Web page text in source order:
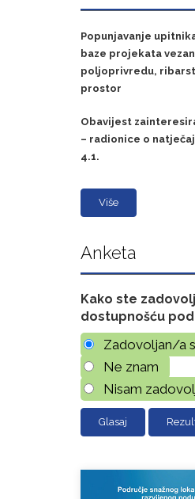
Popunjavanje
baze projekata
poljoprivredu,
prostor
Obavijest
– radionice o
4.1.
Više
Anketa
Kako ste
dostupnošću
Zadovoljan/a
Ne znam
Nisam